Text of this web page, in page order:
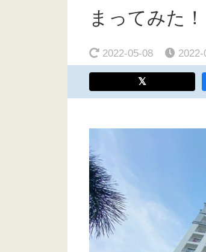
まってみた！
2022-05-08